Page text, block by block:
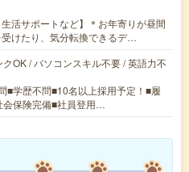
生活サポートなど】＊お年寄りが昼間
けたり、気分転換できるデ…
OK / パソコンスキル不要 / 英語力不
■学歴不問■10名以上採用予定！■履
会保険完備■社員登用…